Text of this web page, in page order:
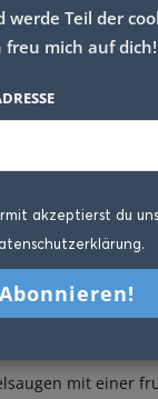
mit einer
Teil der
freu mich auf dich!
akzeptierst du